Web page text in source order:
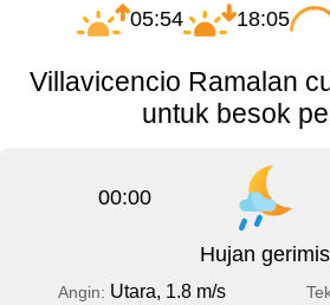
05:54 18:05
Villavicencio Ramalan
untuk besok
00:00
Hujan gerimis
Angin: Utara, 1.8 m/s